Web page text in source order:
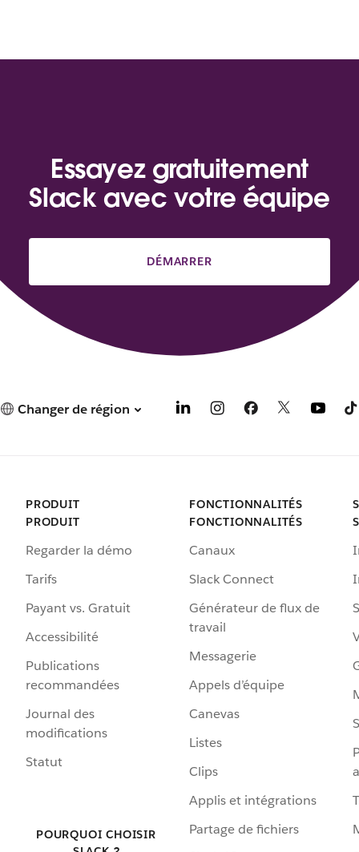
Essayez gratuitement
Slack avec votre équipe
DÉMARRER
Changer de région
PRODUIT
PRODUIT
Regarder la démo
Tarifs
Payant vs. Gratuit
Accessibilité
Publications
recommandées
Journal des
modifications
Statut
POURQUOI CHOISIR
FONCTIONNALITÉS
FONCTIONNALITÉS
Canaux
Slack Connect
Générateur de flux de
travail
Messagerie
Appels d’équipe
Canevas
Listes
Clips
Applis et intégrations
Partage de fichiers